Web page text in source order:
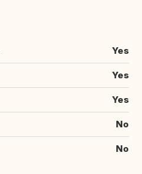
Yes
Yes
Yes
No
No